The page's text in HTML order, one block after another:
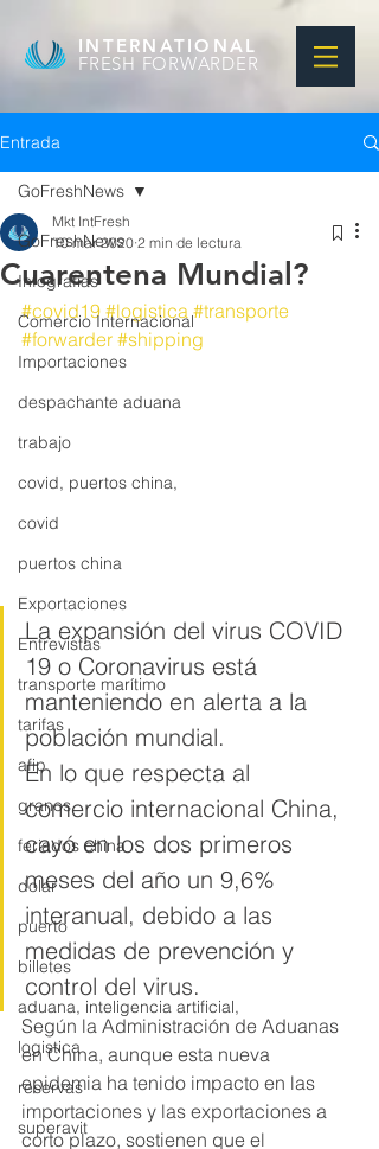
INTERNATIONAL
FRESH FORWARDER
Entrada
GoFreshNews
Infografias
Comercio Internacional
Importaciones
despachante aduana
trabajo
covid, puertos china,
covid
puertos china
Exportaciones
Entrevistas
transporte marítimo
tarifas
afip
granos
feriados china
dolar
puerto
billetes
aduana, inteligencia artificial,
logistica
reservas
superavit
GoFreshNews
Cuarentena Mundial?
Mkt IntFresh
10 mar 2020 2 min de lectura
#covid19 #logistica #transporte
#forwarder #shipping
La expansión del virus COVID
19 o Coronavirus está
manteniendo en alerta a la
población mundial.
En lo que respecta al
comercio internacional China,
cayó en los dos primeros
meses del año un 9,6%
interanual, debido a las
medidas de prevención y
control del virus.
Según la Administración de Aduanas
en China, aunque esta nueva
epidemia ha tenido impacto en las
importaciones y las exportaciones a
corto plazo, sostienen que el